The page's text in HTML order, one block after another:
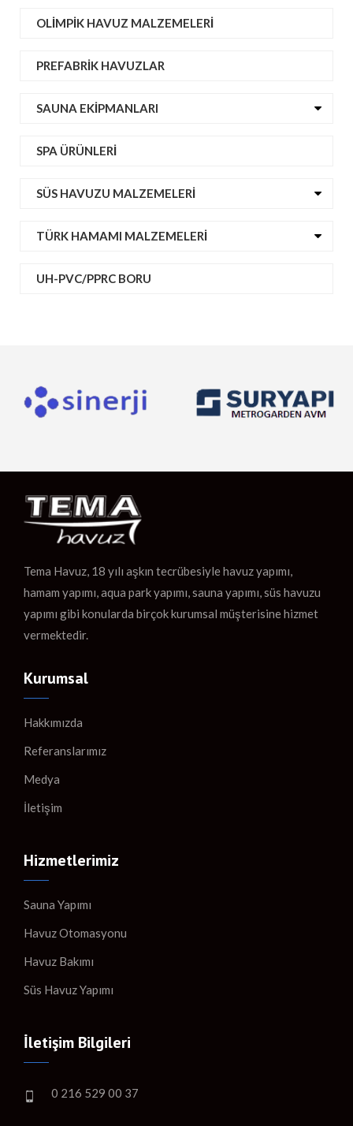
OLIMPIK HAVUZ MALZEMELERI
PREFABRIK HAVUZLAR
SAUNA EKIPMANLARI
SPA ÜRÜNLERI
SÜS HAVUZU MALZEMELERI
TÜRK HAMAMI MALZEMELERI
UH-PVC/PPRC BORU
Tema Havuz, 18 yılı aşkın tecrübesiyle havuz yapımı,
hamam yapımı, aqua park yapımı, sauna yapımı, süs havuzu
yapımı gibi konularda birçok kurumsal müşterisine hizmet
vermektedir.
Kurumsal
Hakkımızda
Referanslarımız
Medya
İletişim
Hizmetlerimiz
Sauna Yapımı
Havuz Otomasyonu
Havuz Bakımı
Süs Havuz Yapımı
İletişim Bilgileri
0 216 529 00 37